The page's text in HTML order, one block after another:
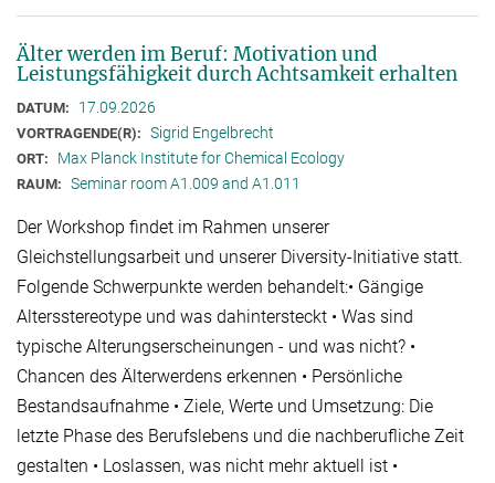
Älter werden im Beruf: Motivation und
Leistungsfähigkeit durch Achtsamkeit erhalten
DATUM: 17.09.2026
VORTRAGENDE(R): Sigrid Engelbrecht
ORT: Max Planck Institute for Chemical Ecology
RAUM: Seminar room A1.009 and A1.011
Der Workshop findet im Rahmen unserer
Gleichstellungsarbeit und unserer Diversity-Initiative statt.
Folgende Schwerpunkte werden behandelt:• Gängige
Altersstereotype und was dahintersteckt • Was sind
typische Alterungserscheinungen - und was nicht? •
Chancen des Älterwerdens erkennen • Persönliche
Bestandsaufnahme • Ziele, Werte und Umsetzung: Die
letzte Phase des Berufslebens und die nachberufliche Zeit
gestalten • Loslassen, was nicht mehr aktuell ist •